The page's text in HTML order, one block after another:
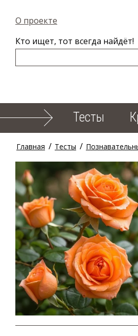
О проекте
Кто ищет, тот всегда найдёт!
Тесты
Главная / Тесты /